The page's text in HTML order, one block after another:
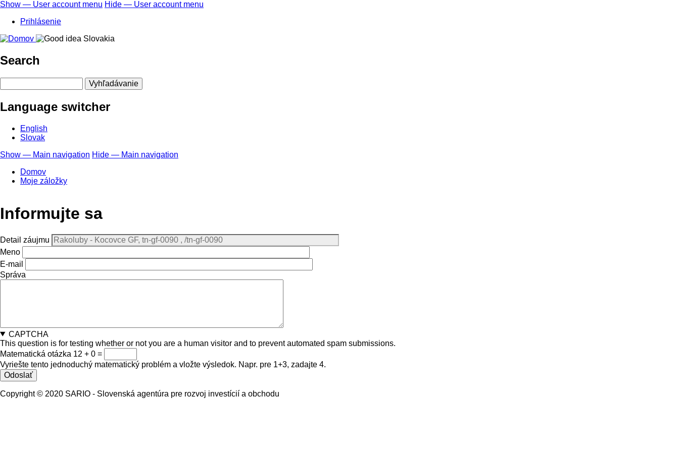
Skočiť
hlavný
User
account
menu
Show — User account menu Hide — User account menu
Prihlásenie
Search
Language switcher
English
Slovak
Main
navigation
Show — Main navigation Hide — Main navigation
Domov
Moje záložky
Informujte sa
Detail záujmu
Meno
E-mail
Správa
CAPTCHA
This question is for testing whether or not you are a human visitor and to prevent automated spam submissions.
Matematická otázka 12 + 0 =
Vyriešte tento jednoduchý matematický problém a vložte výsledok. Napr. pre 1+3, zadajte 4.
Copyright © 2020 SARIO - Slovenská agentúra pre rozvoj investícií a obchodu